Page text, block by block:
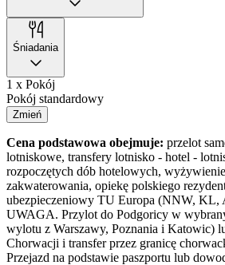
Śniadania
1 x Pokój
Pokój standardowy
Zmień
Cena podstawowa obejmuje: przelot
lotniskowe, transfery lotnisko - hotel -
rozpoczętych dób hotelowych,
zakwaterowania, opiekę polskiego
ubezpieczeniowy TU Europa (NNW, KL,
UWAGA. Przylot do Podgoricy w
wylotu z Warszawy, Poznania i Katowic)
Chorwacji i transfer przez granicę
Przejazd na podstawie paszportu lub